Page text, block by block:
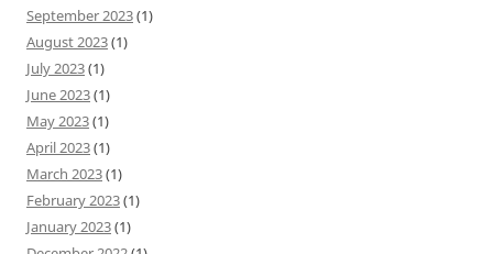
September 2023(1)
August 2023(1)
July 2023(1)
June 2023(1)
May 2023(1)
April 2023(1)
March 2023(1)
February 2023(1)
January 2023(1)